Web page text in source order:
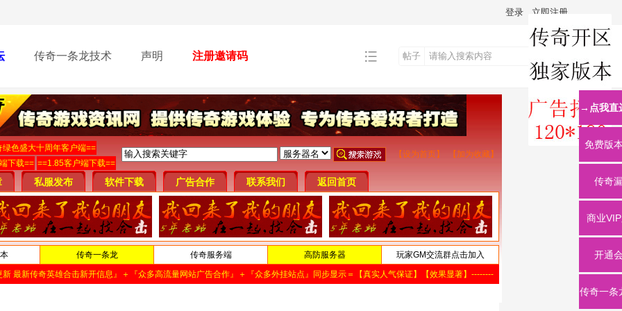
登录 立即注册
传奇一条龙技术 声明 注册邀请码
帖子
搜
索
→点我直
免费版
传奇
商业
开通
传奇一条